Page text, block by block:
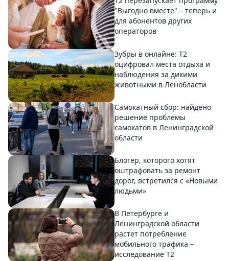
"Выгодно вместе" – теперь и
для абонентов других
операторов
Зубры в онлайне: Т2
оцифровал места отдыха и
наблюдения за дикими
животными в Ленобласти
Самокатный сбор: найдено
решение проблемы
самокатов в Ленинградской
области
Блогер, которого хотят
оштрафовать за ремонт
дорог, встретился с «Новыми
людьми»
В Петербурге и
Ленинградской области
растет потребление
мобильного трафика –
исследование T2